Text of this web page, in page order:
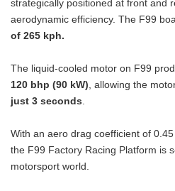
strategically positioned at front and
aerodynamic efficiency. The F99
of 265 kph.
The liquid-cooled motor on F99
120 bhp (90 kW), allowing the
just 3 seconds.
With an aero drag coefficient of 0.45
the F99 Factory Racing Platform is
motorsport world.